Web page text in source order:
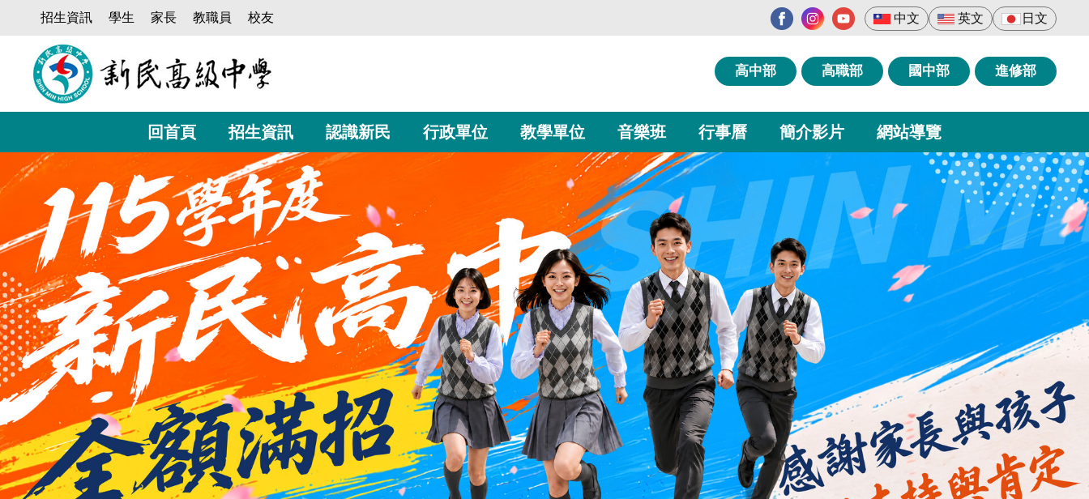
容
招生資訊 學生 家長 教職員 校友 中文 英文 日文
高中部 高職部 國中部 進修部
回首頁 招生資訊 認識新民 行政單位 教學單位 音樂班 行事曆 簡介影片 網站導覽